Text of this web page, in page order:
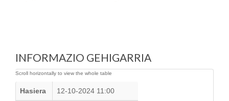
INFORMAZIO GEHIGARRIA
Hasiera 12-10-2024 11:00